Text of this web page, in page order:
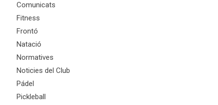
Comunicats
Fitness
Frontó
Natació
Normatives
Noticies del Club
Pádel
Pickleball